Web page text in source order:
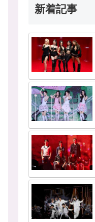
新着記事